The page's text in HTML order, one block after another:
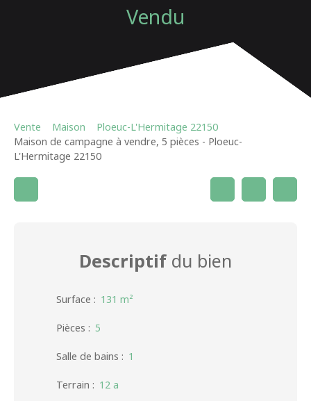
Vendu
Vente Maison
Ploeuc-L'Hermitage 22150
Maison de campagne à vendre, 5 pièces - Ploeuc-
L'Hermitage 22150
Descriptif du bien
Surface : 131 m²
Pièces : 5
Salle de bains : 1
Terrain : 12 a